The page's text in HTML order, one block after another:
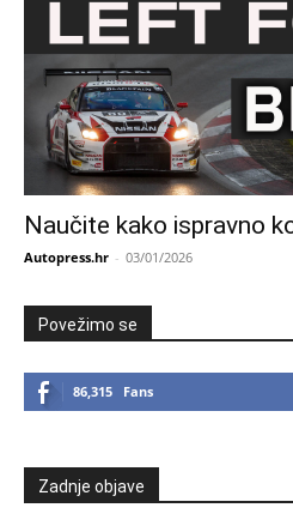
Naučite kako ispravno
Autopress.hr - 03/01/2026
Povežimo se
86,315 Fans
Zadnje objave